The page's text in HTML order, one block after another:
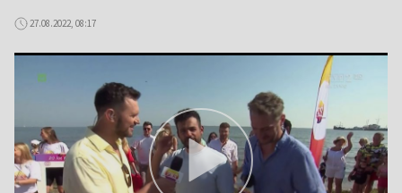
27.08.2022, 08:17